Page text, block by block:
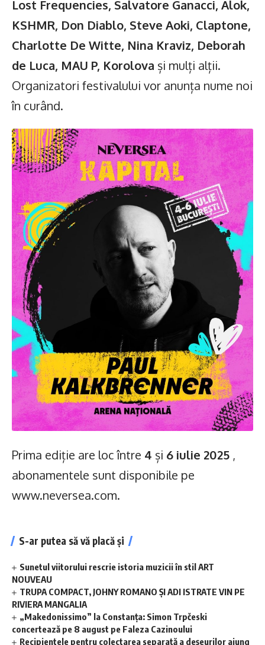
Lost Frequencies, Salvatore Ganacci, Alok,
KSHMR, Don Diablo, Steve Aoki, Claptone,
Charlotte De Witte, Nina Kraviz, Deborah
de Luca, MAU P, Korolova și mulți alții.
Organizatori festivalului vor anunța nume noi
în curând.
Prima ediție are loc între 4 și 6 iulie 2025 ,
abonamentele sunt disponibile pe
www.neversea.com.
S-ar putea să vă placă și
Sunetul viitorului rescrie istoria muzicii în stil ART
NOUVEAU
TRUPA COMPACT, JOHNY ROMANO ȘI ADI ISTRATE VIN PE
RIVIERA MANGALIA
„Makedonissimo” la Constanța: Simon Trpčeski
concertează pe 8 august pe Faleza Cazinoului
Recipientele pentru colectarea separată a deșeurilor ajung